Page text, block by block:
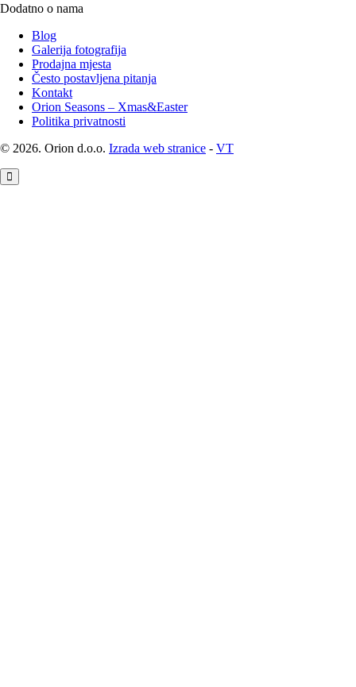
Dodatno o nama
Blog
Galerija fotografija
Prodajna mjesta
Često postavljena pitanja
Kontakt
Orion Seasons – Xmas&Easter
Politika privatnosti
© 2026. Orion d.o.o. Izrada web stranice - VT